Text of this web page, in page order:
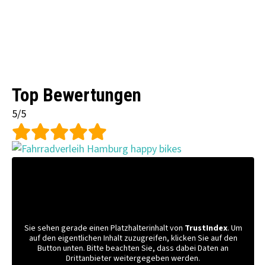
Top Bewertungen
5/5
Sie sehen gerade einen Platzhalterinhalt von TrustIndex. Um
auf den eigentlichen Inhalt zuzugreifen, klicken Sie auf den
Button unten. Bitte beachten Sie, dass dabei Daten an
Drittanbieter weitergegeben werden.